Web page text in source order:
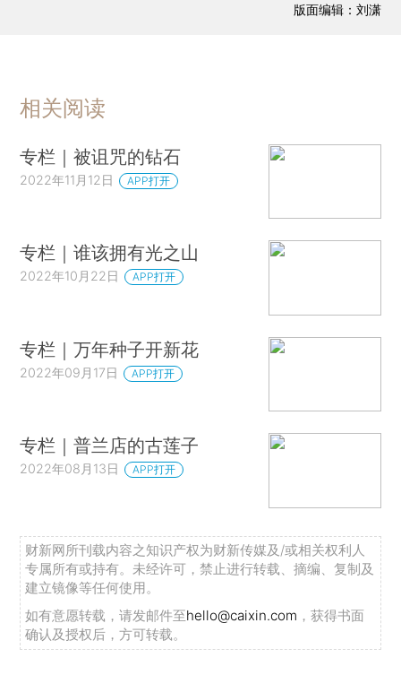
版面编辑：刘潇
相关阅读
专栏｜被诅咒的钻石
2022年11月12日 APP打开
专栏｜谁该拥有光之山
2022年10月22日 APP打开
专栏｜万年种子开新花
2022年09月17日 APP打开
专栏｜普兰店的古莲子
2022年08月13日 APP打开
财新网所刊载内容之知识产权为财新传媒及/或相关权利人
专属所有或持有。未经许可，禁止进行转载、摘编、复制及
建立镜像等任何使用。
如有意愿转载，请发邮件至hello@caixin.com ，获得书面
确认及授权后，方可转载。